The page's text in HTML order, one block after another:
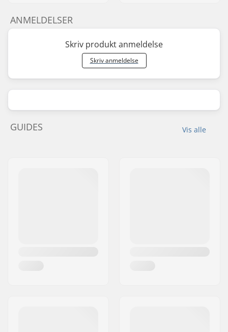
ANMELDELSER
Skriv produkt anmeldelse
Skriv anmeldelse
Vis alle
GUIDES